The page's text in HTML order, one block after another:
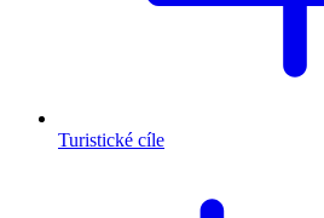
Turistické cíle